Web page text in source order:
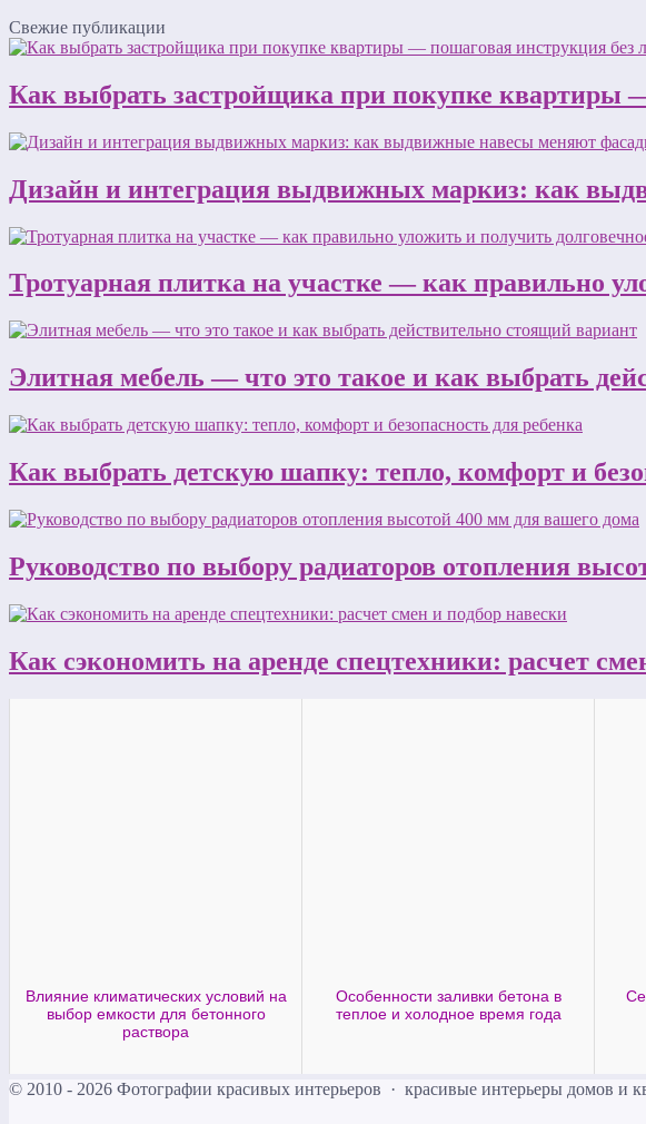
Свежие публикации
Как выбрать застройщика при покупке квартиры
Дизайн и интеграция выдвижных маркиз: как
Тротуарная плитка на участке — как правильно
Элитная мебель — что это такое и как выбрать
Как выбрать детскую шапку: тепло, комфорт и
Руководство по выбору радиаторов отопления
Как сэкономить на аренде спецтехники: расчет
Влияние климатических условий на
выбор емкости для бетонного
раствора
Особенности заливки бетона в
теплое и холодное время года
© 2010 - 2026 Фотографии красивых интерьеров · красивые интерьеры домов и